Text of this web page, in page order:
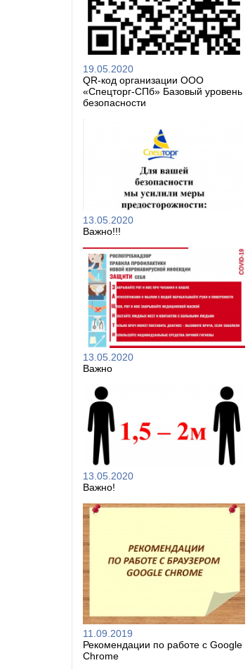
19.05.2020
QR-код организации ООО
«Спецторг-СПб» Базовый уровень
безопасности
13.05.2020
Важно!!!
13.05.2020
Важно
13.05.2020
Важно!
11.09.2019
Рекомендации по работе с Google
Chrome